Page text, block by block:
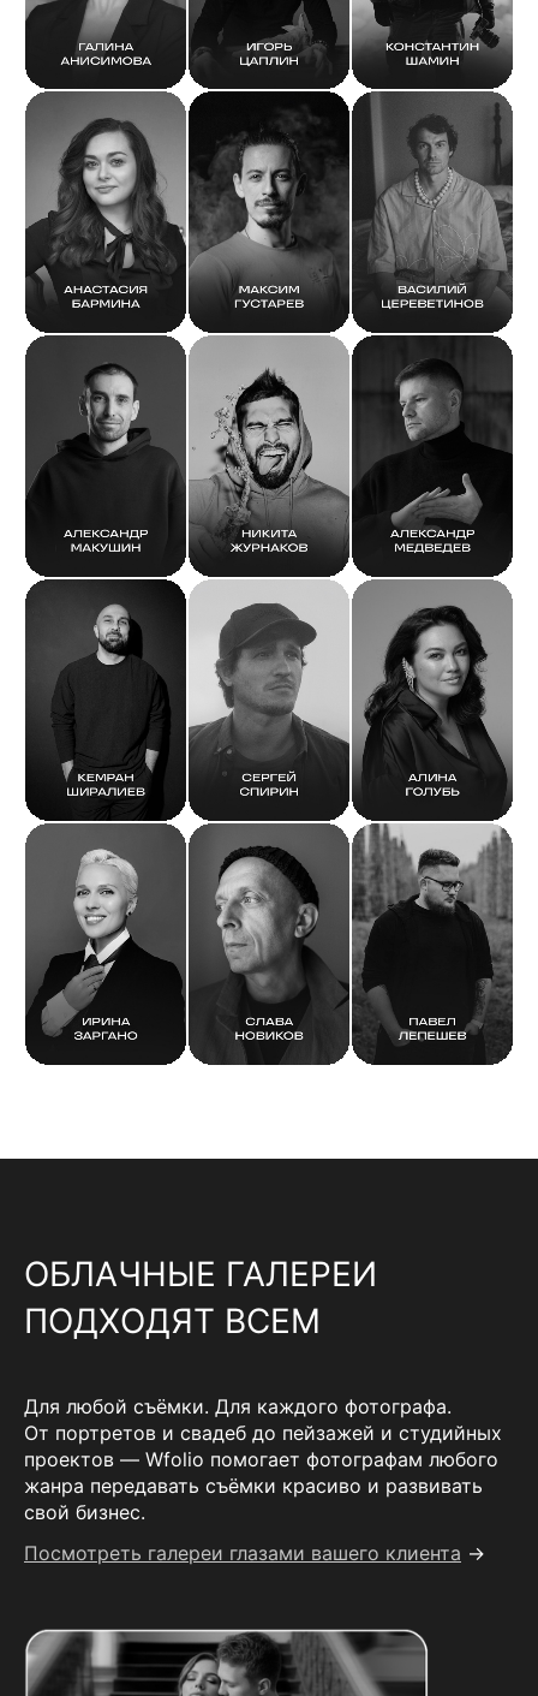
ОБЛАЧНЫЕ ГАЛЕРЕИ
ПОДХОДЯТ ВСЕМ
Для любой съёмки. Для каждого фотографа.
От портретов и свадеб до пейзажей и студийных
проектов — Wfolio помогает фотографам любого
жанра передавать съёмки красиво и развивать
свой бизнес.
Посмотреть галереи глазами вашего клиента →